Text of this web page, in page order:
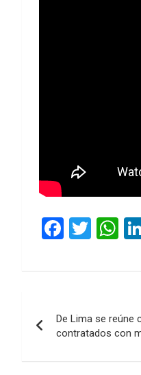
F
ce
o
o
k
T
tt
W
at
A
p
p
de
entradas
De Lima se reúne
contratados con